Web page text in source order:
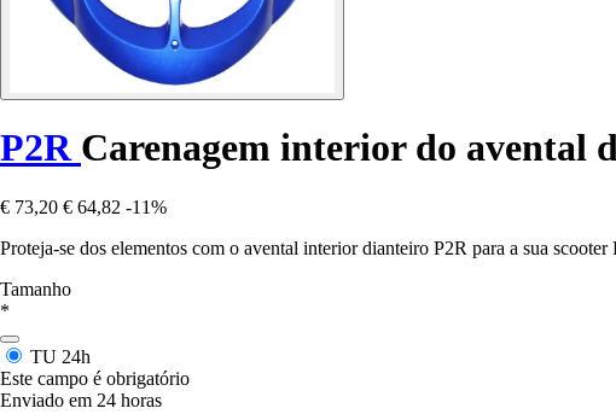
P2R Carenagem interior do avental
€ 73,20 € 64,82 -11%
Proteja-se dos elementos com o avental interior dianteiro P2R para a sua
Tamanho
*
TU 24h
Este campo é obrigatório
Enviado em 24 horas